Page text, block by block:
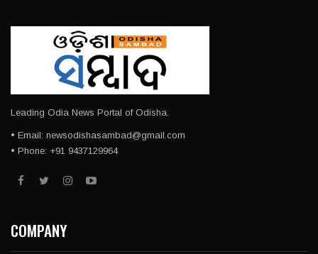
Leading Odia News Portal of Odisha.
• Email: newsodishasambad@gmail.com
• Phone: +91 9437129964
COMPANY